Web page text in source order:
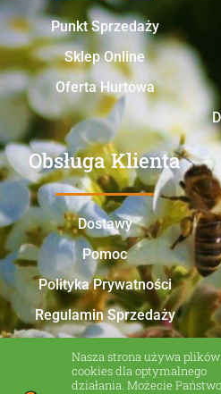
Punkt Sprzedaży
Sklep Online
Oferta Hurtowa
Obsługa Klienta
Dostawy
Pomoc
Polityka Prywatności
Regulamin Sprzedaży
Nasza strona używa plików
cookies dla optymalnego
działania. Możecie Państwo